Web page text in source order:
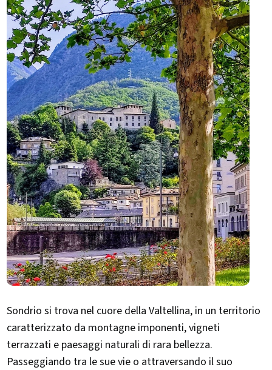
Sondrio si trova nel cuore della Valtellina, in un territorio
caratterizzato da montagne imponenti, vigneti
terrazzati e paesaggi naturali di rara bellezza.
Passeggiando tra le sue vie o attraversando il suo